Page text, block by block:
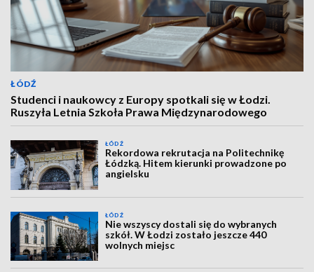
ŁÓDŹ
Studenci i naukowcy z Europy spotkali się w Łodzi.
Ruszyła Letnia Szkoła Prawa Międzynarodowego
ŁÓDŹ
Rekordowa rekrutacja na Politechnikę
Łódzką. Hitem kierunki prowadzone po
angielsku
ŁÓDŹ
Nie wszyscy dostali się do wybranych
szkół. W Łodzi zostało jeszcze 440
wolnych miejsc